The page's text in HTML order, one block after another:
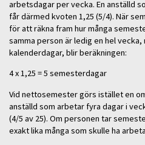
arbetsdagar per vecka. En anställd
får därmed kvoten 1,25 (5/4). När
för att räkna fram hur många
samma person är ledig en hel
kalenderdagar, blir beräkningen:
4 x 1,25 = 5 semesterdagar
Vid nettosemester görs istället en
anställd som arbetar fyra dagar i
(4/5 av 25). Om personen tar
exakt lika många som skulle ha